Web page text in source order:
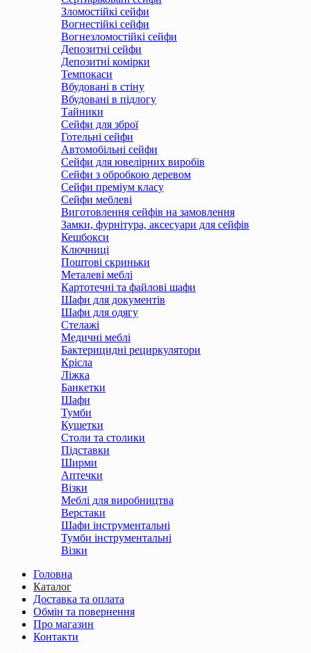
Зломостійкі сейфи
Вогнестійкі сейфи
Вогнезломостійкі сейфи
Депозитні сейфи
Депозитні комірки
Темпокаси
Вбудовані в стіну
Вбудовані в підлогу
Тайники
Сейфи для зброї
Готельні сейфи
Автомобільні сейфи
Сейфи для ювелірних виробів
Сейфи з обробкою деревом
Сейфи преміум класу
Сейфи меблеві
Виготовлення сейфів на замовлення
Замки, фурнітура, аксесуари для сейфів
Кешбокси
Ключниці
Поштові скриньки
Металеві меблі
Картотечні та файлові шафи
Шафи для документів
Шафи для одягу
Стелажі
Медичні меблі
Бактерицидні рециркулятори
Крісла
Ліжка
Банкетки
Шафи
Тумби
Кушетки
Столи та столики
Підставки
Ширми
Аптечки
Візки
Меблі для виробництва
Верстаки
Шафи інструментальні
Тумби інструментальні
Візки
Головна
Каталог
Доставка та оплата
Обмін та повернення
Про магазин
Контакти